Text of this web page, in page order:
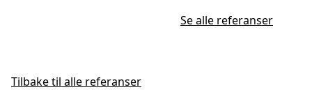
Se alle referanser
Tilbake til alle referanser